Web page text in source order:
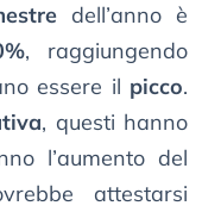
dell’anno è
, raggiungendo
essere il picco.
, questi hanno
l’aumento del
attestarsi